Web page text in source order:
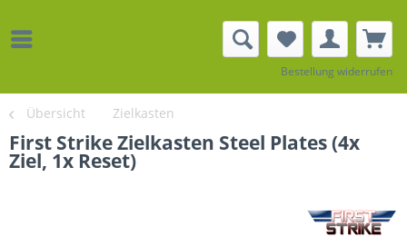
Bestellung widerrufen
Übersicht Zielkasten
First Strike Zielkasten Steel Plates (4x
Ziel, 1x Reset)